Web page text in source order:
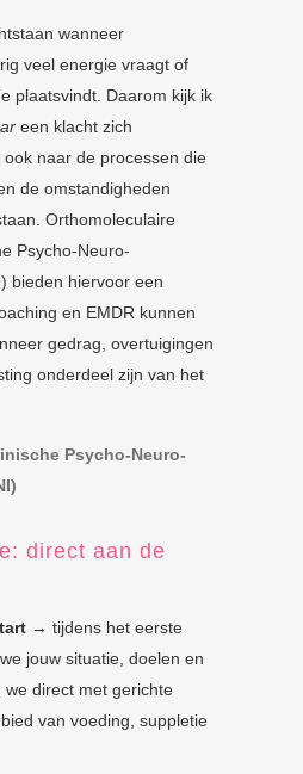
wanneer
veel energie vraagt of
plaatsvindt. Daarom kijk ik
een klacht zich
naar de processen die
de omstandigheden
Orthomoleculaire
Psycho-Neuro-
bieden hiervoor een
en EMDR kunnen
gedrag, overtuigingen
onderdeel zijn van het
Psycho-Neuro-
direct aan de
→ tijdens het eerste
jouw situatie, doelen en
we direct met gerichte
van voeding, suppletie